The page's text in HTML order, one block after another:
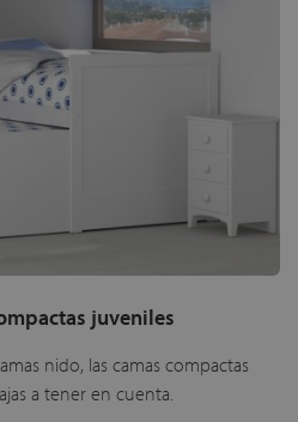
juveniles
nido, las camas compactas
a tener en cuenta.